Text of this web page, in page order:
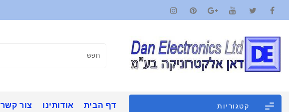
קטגוריות דף הבית אודותינו צור קשר